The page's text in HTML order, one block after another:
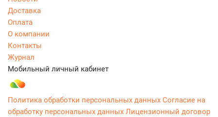
Доставка
Оплата
О компании
Контакты
Журнал
Мобильный личный кабинет
Политика обработки персональных данных Согласие на
обработку персональных данных Лицензионный договор